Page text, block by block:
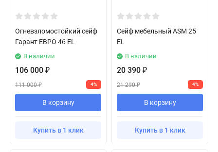
Огневзломостойкий сейф
Гарант ЕВРО 46 EL
В наличии
106 000 ₽
111 000₽ 4%
В корзину
Купить в 1 клик
Сейф мебельный ASM 25
EL
В наличии
20 390 ₽
21 290₽ 4%
В корзину
Купить в 1 клик